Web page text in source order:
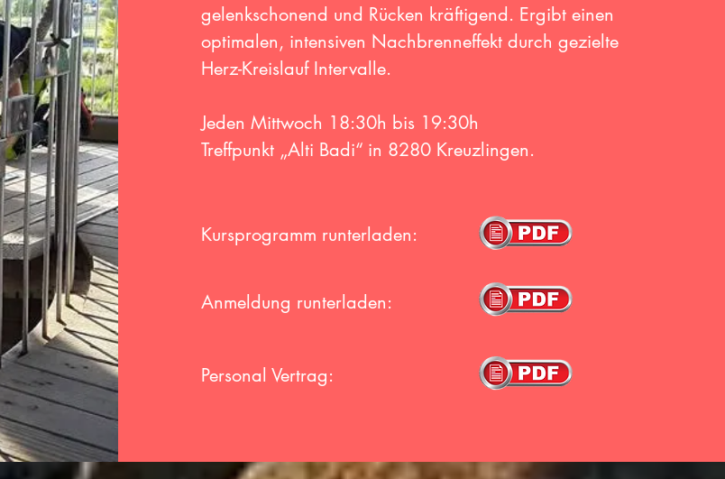
gelenkschonend und Rücken kräftigend. Ergibt einen
optimalen, intensiven Nachbrenneffekt durch gezielte
Herz-Kreislauf Intervalle.
Jeden Mittwoch 18:30h bis 19:30h
Treffpunkt „Alti Badi“ in 8280 Kreuzlingen.
Kursprogramm runterladen:
Anmeldung runterladen:
Personal Vertrag: